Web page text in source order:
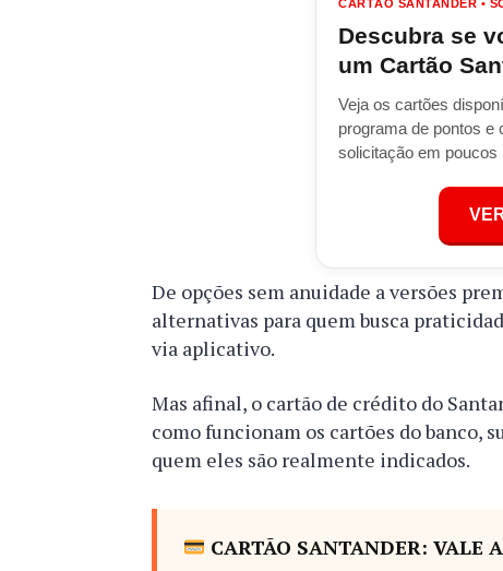
CARTÃO SANTANDER •
Descubra se
um Cartão
Veja os cartões
programa de pontos e
solicitação em poucos
De opções sem anuidade a versões
alternativas para quem busca
via aplicativo.
Mas afinal, o cartão de crédito do
como funcionam os cartões do banco,
quem eles são realmente indicados.
CARTÃO SANTANDER: VALE